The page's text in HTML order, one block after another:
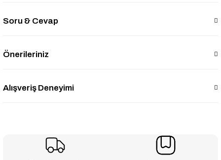
Soru & Cevap
Önerileriniz
Alışveriş Deneyimi